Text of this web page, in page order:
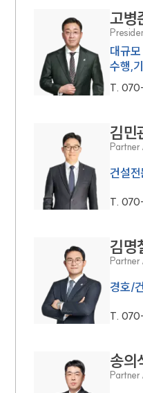
고병
대규
수행,
T.
김민
Partner
건설
T.
김명
Partner
경호/
T.
송의
Partner